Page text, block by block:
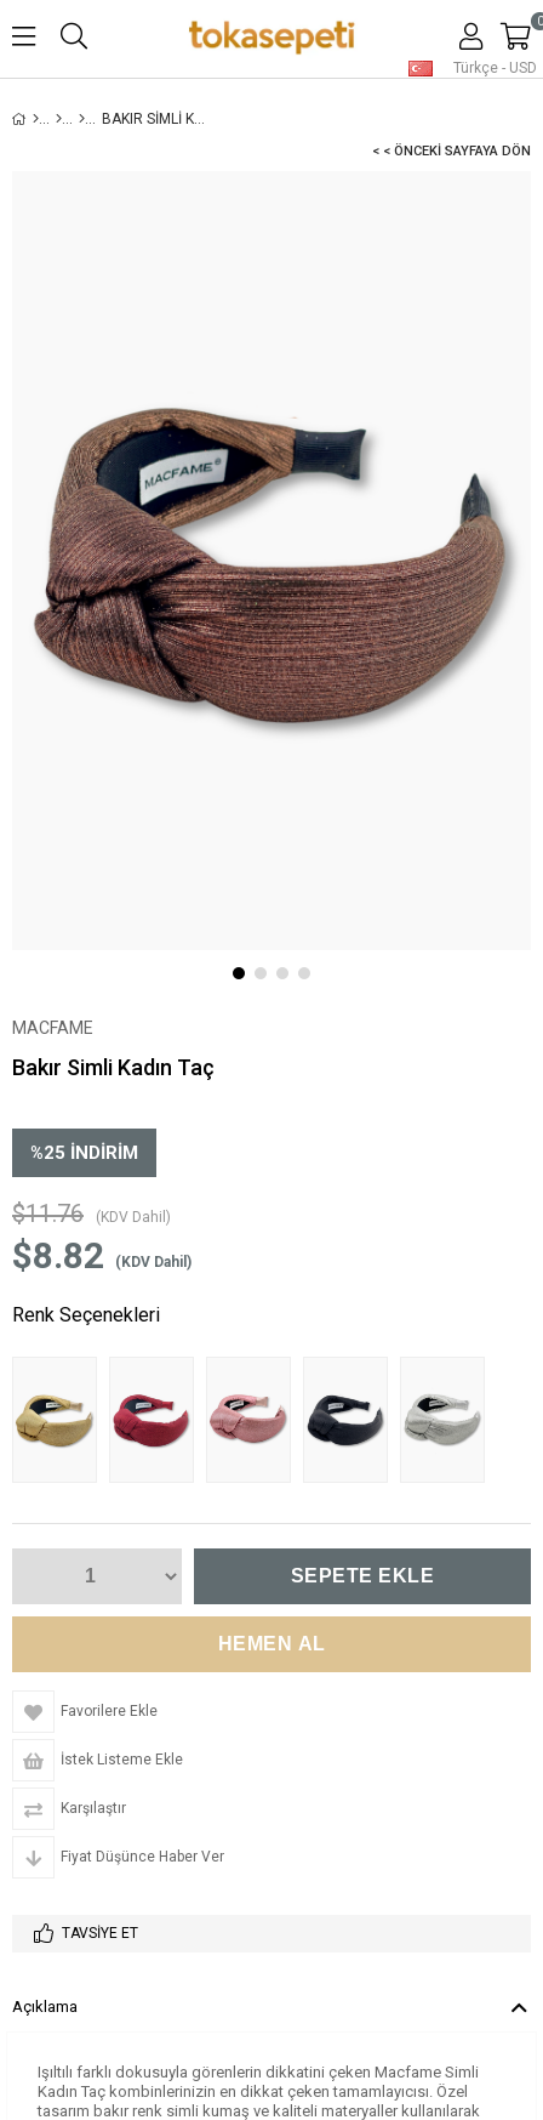
Türkçe - USD
0
BAKIR SIMLI KADIN TAÇ
< < ÖNCEKI SAYFAYA DÖN
MACFAME
Bakır Simli Kadın Taç
%25 İNDIRIM
$11.76 (KDV Dahil)
$8.82 (KDV Dahil)
Renk Seçenekleri
Favorilere Ekle
İstek Listeme Ekle
Karşılaştır
Fiyat Düşünce Haber Ver
TAVSIYE ET
Açıklama
Işıltılı farklı dokusuyla görenlerin dikkatini çeken Macfame Simli
Kadın Taç kombinlerinizin en dikkat çeken tamamlayıcısı. Özel
tasarım bakır renk simli kumaş ve kaliteli materyaller kullanılarak